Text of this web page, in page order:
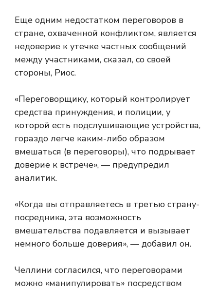
Еще одним недостатком переговоров в
стране, охваченной конфликтом, является
недоверие к утечке частных сообщений
между участниками, сказал, со своей
стороны, Риос.
«Переговорщику, который контролирует
средства принуждения, и полиции, у
которой есть подслушивающие устройства,
гораздо легче каким-либо образом
вмешаться (в переговоры), что подрывает
доверие к встрече», — предупредил
аналитик.
«Когда вы отправляетесь в третью страну-
посредника, эта возможность
вмешательства подавляется и вызывает
немного больше доверия», — добавил он.
Челлини согласился, что переговорами
можно «манипулировать» посредством